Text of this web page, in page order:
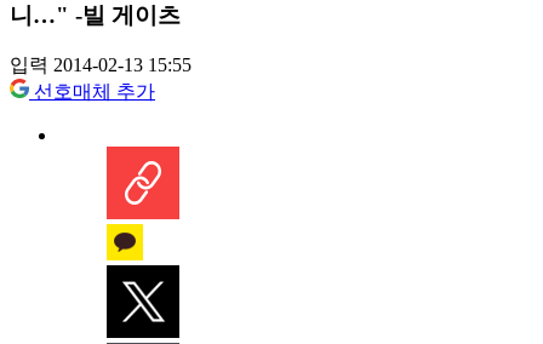
니…" -빌 게이츠
입력 2014-02-13 15:55
선호매체 추가